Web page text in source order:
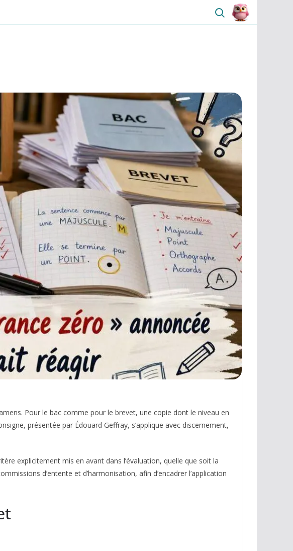
Pour le bac comme pour le brevet, une copie dont le niveau en
présentée par Édouard Geffray, s’applique avec discernement,
explicitement mis en avant dans l’évaluation, quelle que soit la
d’entente et d’harmonisation, afin d’encadrer l’application